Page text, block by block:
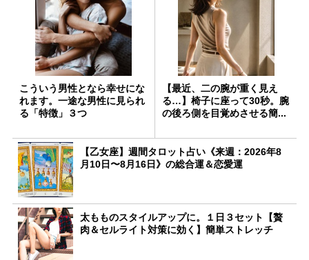
こういう男性となら幸せにな
れます。一途な男性に見られ
る「特徴」３つ
【最近、二の腕が重く見え
る…】椅子に座って30秒。腕
の後ろ側を目覚めさせる簡...
【乙女座】週間タロット占い《来週：2026年8
月10日〜8月16日》の総合運＆恋愛運
太もものスタイルアップに。１日３セット【贅
肉＆セルライト対策に効く】簡単ストレッチ